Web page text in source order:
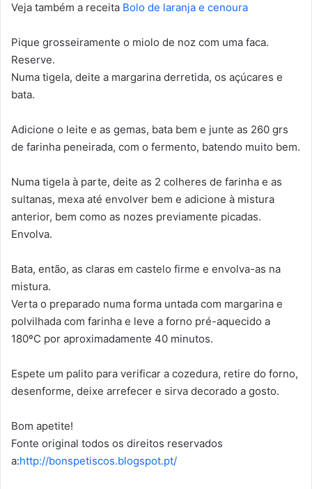
Veja também a receita Bolo de laranja e cenoura
Pique grosseiramente o miolo de noz com uma faca.
Reserve.
Numa tigela, deite a margarina derretida, os açúcares e
bata.
Adicione o leite e as gemas, bata bem e junte as 260 grs
de farinha peneirada, com o fermento, batendo muito bem.
Numa tigela à parte, deite as 2 colheres de farinha e as
sultanas, mexa até envolver bem e adicione à mistura
anterior, bem como as nozes previamente picadas.
Envolva.
Bata, então, as claras em castelo firme e envolva-as na
mistura.
Verta o preparado numa forma untada com margarina e
polvilhada com farinha e leve a forno pré-aquecido a
180ºC por aproximadamente 40 minutos.
Espete um palito para verificar a cozedura, retire do forno,
desenforme, deixe arrefecer e sirva decorado a gosto.
Bom apetite!
Fonte original todos os direitos reservados
a:http://bonspetiscos.blogspot.pt/